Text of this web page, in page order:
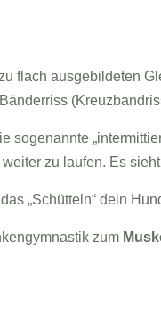
flach ausgebildeten
zu laufen. Es
„Schütteln“ dein
zum